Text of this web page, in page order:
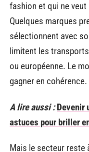
fashion et qui ne
Quelques marques
sélectionnent avec
limitent les
ou européenne. Le
gagner en cohérence.
A lire aussi : Devenir
astuces pour briller
Mais le secteur reste